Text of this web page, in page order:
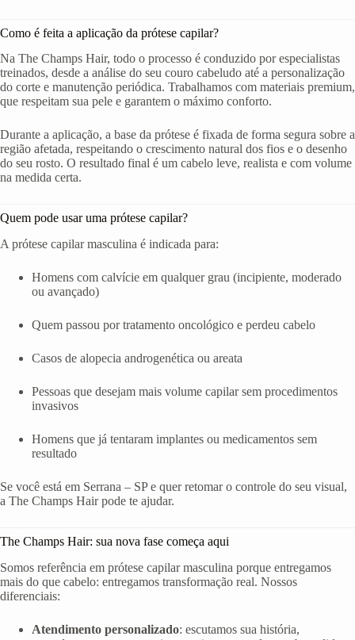
Como é feita a aplicação da prótese capilar?
Na The Champs Hair, todo o processo é conduzido por especialistas
treinados, desde a análise do seu couro cabeludo até a personalização
do corte e manutenção periódica. Trabalhamos com materiais premium,
que respeitam sua pele e garantem o máximo conforto.
Durante a aplicação, a base da prótese é fixada de forma segura sobre a
região afetada, respeitando o crescimento natural dos fios e o desenho
do seu rosto. O resultado final é um cabelo leve, realista e com volume
na medida certa.
Quem pode usar uma prótese capilar?
A prótese capilar masculina é indicada para:
Homens com calvície em qualquer grau (incipiente, moderado
ou avançado)
Quem passou por tratamento oncológico e perdeu cabelo
Casos de alopecia androgenética ou areata
Pessoas que desejam mais volume capilar sem procedimentos
invasivos
Homens que já tentaram implantes ou medicamentos sem
resultado
Se você está em Serrana – SP e quer retomar o controle do seu visual,
a The Champs Hair pode te ajudar.
The Champs Hair: sua nova fase começa aqui
Somos referência em prótese capilar masculina porque entregamos
mais do que cabelo: entregamos transformação real. Nossos
diferenciais:
Atendimento personalizado: escutamos sua história,